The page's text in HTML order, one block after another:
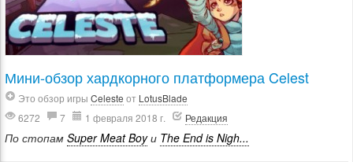
Мини-обзор хардкорного платформера Celest
Это обзор игры Celeste от LotusBlade
6272
7 1 февраля 2018 г. Редакция
По стопам Super Meat Boyи The End is Nigh...